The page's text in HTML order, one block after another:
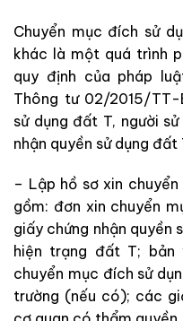
Chuyển mục đích sử
khác là một quá trình
quy định của pháp
Thông tư 02/2015/TT-
sử dụng đất T, người
nhận quyền sử dụng
– Lập hồ sơ xin
gồm: đơn xin chuyển
giấy chứng nhận quyền
hiện trạng đất T;
chuyển mục đích sử
trường (nếu có); các